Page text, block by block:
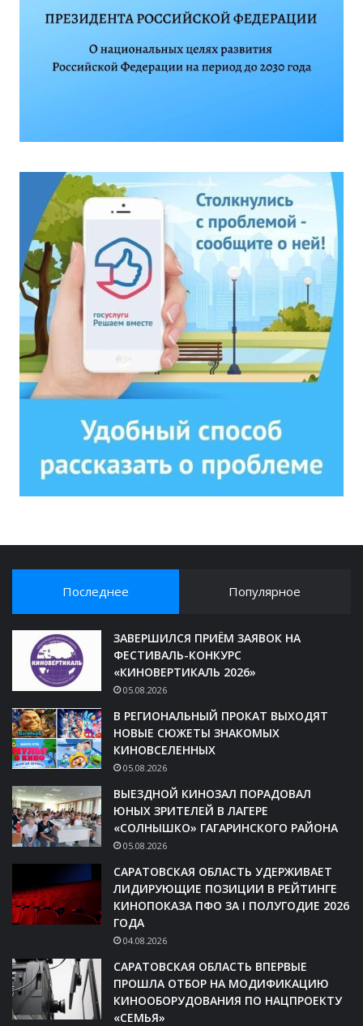
Последнее Популярное
ЗАВЕРШИЛСЯ ПРИЁМ ЗАЯВОК НА
ФЕСТИВАЛЬ-КОНКУРС
«КИНОВЕРТИКАЛЬ 2026»
05.08.2026
В РЕГИОНАЛЬНЫЙ ПРОКАТ ВЫХОДЯТ
НОВЫЕ СЮЖЕТЫ ЗНАКОМЫХ
КИНОВСЕЛЕННЫХ
05.08.2026
ВЫЕЗДНОЙ КИНОЗАЛ ПОРАДОВАЛ
ЮНЫХ ЗРИТЕЛЕЙ В ЛАГЕРЕ
«СОЛНЫШКО» ГАГАРИНСКОГО РАЙОНА
05.08.2026
САРАТОВСКАЯ ОБЛАСТЬ УДЕРЖИВАЕТ
ЛИДИРУЮЩИЕ ПОЗИЦИИ В РЕЙТИНГЕ
КИНОПОКАЗА ПФО ЗА I ПОЛУГОДИЕ 2026
ГОДА
04.08.2026
САРАТОВСКАЯ ОБЛАСТЬ ВПЕРВЫЕ
ПРОШЛА ОТБОР НА МОДИФИКАЦИЮ
КИНООБОРУДОВАНИЯ ПО НАЦПРОЕКТУ
«СЕМЬЯ»